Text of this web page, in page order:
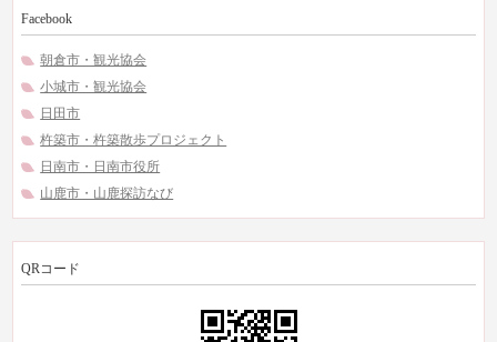
Facebook
朝倉市・観光協会
小城市・観光協会
日田市
杵築市・杵築散歩プロジェクト
日南市・日南市役所
山鹿市・山鹿探訪なび
QRコード